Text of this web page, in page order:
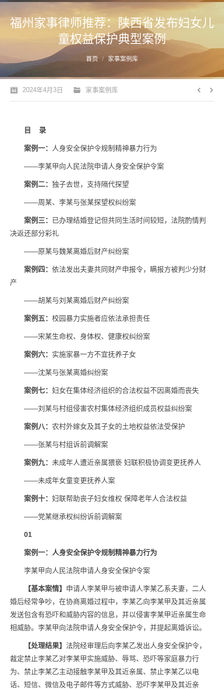
福州家事律师推荐：陕西省发布妇女儿
童权益保护典型案例
您的位置： 首页 家事案例库
2024年4月3日 家事案例库
目 录
案例一： 人身安全保护令规制精神暴力行为
——李某甲向人民法院申请人身安全保护令案
案例二： 独子去世，支持隔代探望
——周某、李某与张某探望权纠纷案
案例三： 已办理结婚登记但共同生活时间较短，法院酌情判
决返还部分彩礼
——原某与魏某离婚后财产纠纷案
案例四： 依法发出夫妻共同财产申报令，瞒报方被判少分财
产
——胡某与刘某离婚后财产纠纷案
案例五： 校园暴力实施者应依法承担责任
——宋某生命权、身体权、健康权纠纷案
案例六： 实施家暴一方不宜抚养子女
——沈某与张某离婚纠纷案
案例七： 妇女在集体经济组织的合法权益不因离婚而丧失
——刘某与村组侵害农村集体经济组织成员权益纠纷案
案例八： 农村外嫁女及其子女的土地权益依法受保护
——张某与村组诉前调解案
案例九： 未成年人遭近亲属猥亵 妇联积极协调变更抚养人
——未成年女童变更抚养人案
案例十： 妇联帮助丧子妇女维权 保障老年人合法权益
——党某继承权纠纷诉前调解案
01
案例一：人身安全保护令规制精神暴力行为
李某甲向人民法院申请人身安全保护令案
【基本案情】 申请人李某甲与被申请人李某乙系夫妻，二人
婚后经常争吵，在协商离婚过程中，李某乙向李某甲及其近亲属
发送包含有恐吓和威胁内容的信息，并以侵害李某甲近亲属生命
相威胁。李某甲向法院申请人身安全保护令，并提起离婚诉讼。
【处理结果】 法院经审理后向李某乙发出人身安全保护令，
裁定禁止李某乙对李某甲实施威胁、辱骂、恐吓等家庭暴力行
为、禁止李某乙主动接触李某甲及其近亲属、禁止李某乙以电
话、短信、微信及电子邮件等方式威胁、恐吓李某甲及其近亲